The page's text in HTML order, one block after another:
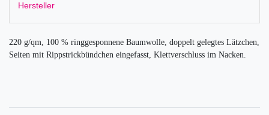
Hersteller
220 g/qm, 100 % ringgesponnene Baumwolle, doppelt gelegtes Lätzchen,
Seiten mit Rippstrickbündchen eingefasst, Klettverschluss im Nacken.